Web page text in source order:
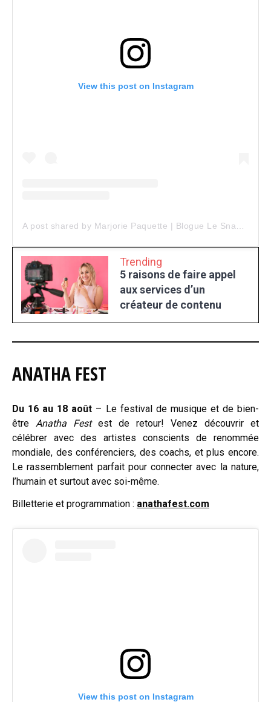
View this post on Instagram
Trending
5 raisons de faire appel
aux services d’un
créateur de contenu
ANATHA FEST
Du 16 au 18 août – Le festival de musique et de bien-
être Anatha Festest de retour! Venez découvrir et
célébrer avec des artistes conscients de renommée
mondiale, des conférenciers, des coachs, et plus encore.
Le rassemblement parfait pour connecter avec la nature,
l’humain et surtout avec soi-même.
Billetterie et programmation : anathafest.com
View this post on Instagram